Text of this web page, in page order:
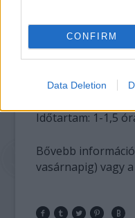
CONFIRM
Data Deletion
húsvéthétfőn,
nyitva!!!
Korosztályi
Időtartam: 1-1,5
Bővebb
vasárnapig) vagy